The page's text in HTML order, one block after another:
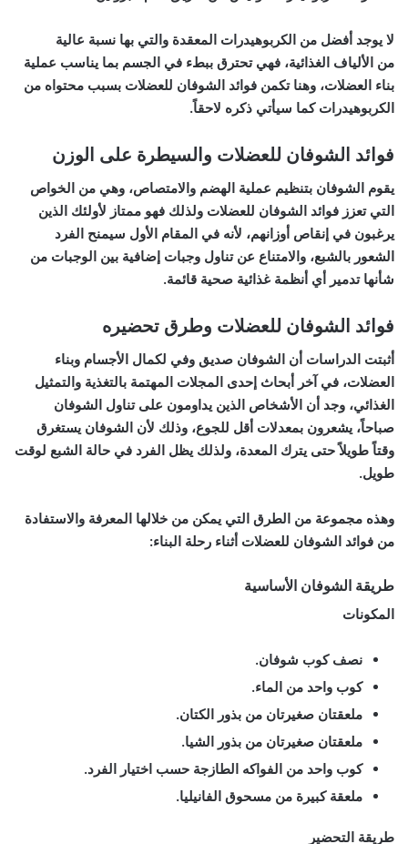
لا يوجد أفضل من الكربوهيدرات المعقدة والتي بها نسبة عالية
من الألياف الغذائية، فهي تحترق ببطء في الجسم بما يناسب عملية
بناء العضلات، وهنا تكمن فوائد الشوفان للعضلات بسبب محتواه من
الكربوهيدرات كما سيأتي ذكره لاحقاً.
فوائد الشوفان للعضلات والسيطرة على الوزن
يقوم الشوفان بتنظيم عملية الهضم والامتصاص، وهي من الخواص
التي تعزز فوائد الشوفان للعضلات ولذلك فهو ممتاز لأولئك الذين
يرغبون في إنقاص أوزانهم، لأنه في المقام الأول سيمنح الفرد
الشعور بالشبع، والامتناع عن تناول وجبات إضافية بين الوجبات من
شأنها تدمير أي أنظمة غذائية صحية قائمة.
فوائد الشوفان للعضلات وطرق تحضيره
أثبتت الدراسات أن الشوفان صديق وفي لكمال الأجسام وبناء
العضلات، في آخر أبحاث إحدى المجلات المهتمة بالتغذية والتمثيل
الغذائي، وجد أن الأشخاص الذين يداومون على تناول الشوفان
صباحاً، يشعرون بمعدلات أقل للجوع، وذلك لأن الشوفان يستغرق
وقتاً طويلاً حتى يترك المعدة، ولذلك يظل الفرد في حالة الشبع لوقت
طويل.
وهذه مجموعة من الطرق التي يمكن من خلالها المعرفة والاستفادة
من فوائد الشوفان للعضلات أثناء رحلة البناء:
طريقة الشوفان الأساسية
المكونات
نصف كوب شوفان.
كوب واحد من الماء.
ملعقتان صغيرتان من بذور الكتان.
ملعقتان صغيرتان من بذور الشيا.
كوب واحد من الفواكه الطازجة حسب اختيار الفرد.
ملعقة كبيرة من مسحوق الفانيليا.
طريقة التحضير